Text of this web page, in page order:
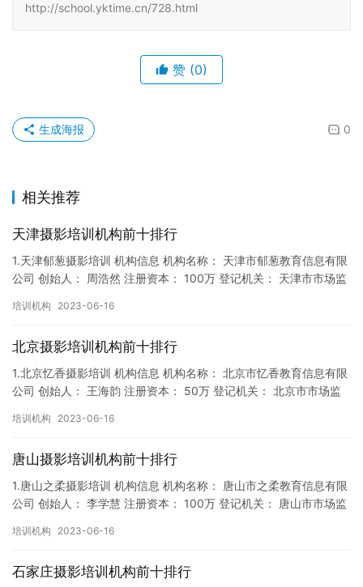
http://school.yktime.cn/728.html
赞 (0)
0
生成海报
相关推荐
天津摄影培训机构前十排行
1.天津郁葱摄影培训 机构信息 机构名称： 天津市郁葱教育信息有限
公司 创始人： 周浩然 注册资本： 100万 登记机关： 天津市市场监
培训机构 2023-06-16
北京摄影培训机构前十排行
1.北京忆香摄影培训 机构信息 机构名称： 北京市忆香教育信息有限
公司 创始人： 王海韵 注册资本： 50万 登记机关： 北京市市场监
培训机构 2023-06-16
唐山摄影培训机构前十排行
1.唐山之柔摄影培训 机构信息 机构名称： 唐山市之柔教育信息有限
公司 创始人： 李学慧 注册资本： 100万 登记机关： 唐山市市场监
培训机构 2023-06-16
石家庄摄影培训机构前十排行